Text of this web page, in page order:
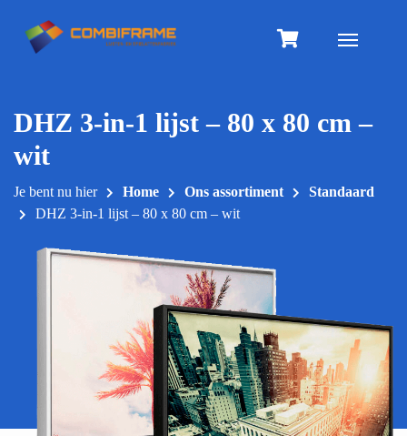
naar
Toggle
DHZ 3-in-1 lijst – 80 x 80 cm –
wit
Je bent nu hier Home Ons assortiment
Standaard
DHZ 3-in-1 lijst – 80 x 80 cm – wit